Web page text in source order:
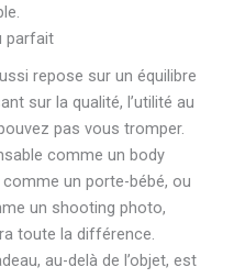
parfait
repose sur un équilibre
sur la qualité, l’utilité au
pas vous tromper.
comme un body
un porte-bébé, ou
un shooting photo,
toute la différence.
au-delà de l’objet, est